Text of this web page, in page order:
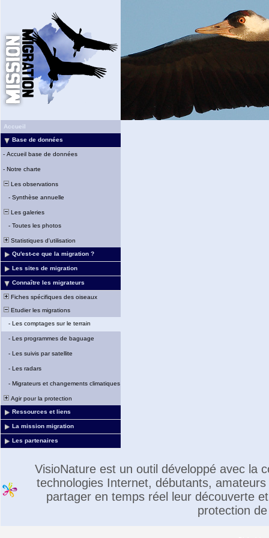
Accueil
Base de données
- Accueil base de données
- Notre charte
Les observations
- Synthèse annuelle
Les galeries
- Toutes les photos
Statistiques d'utilisation
Qu'est-ce que la migration ?
Les sites de migration
Connaître les migrateurs
Fiches spécifiques des oiseaux
Etudier les migrations
- Les comptages sur le terrain
- Les programmes de baguage
- Les suivis par satellite
- Les radars
- Migrateurs et changements climatiques
Agir pour la protection
Ressources et liens
La mission migration
Les partenaires
VisioNature est un outil développé avec la
technologies Internet, débutants,
partager en temps réel leur découverte
protection